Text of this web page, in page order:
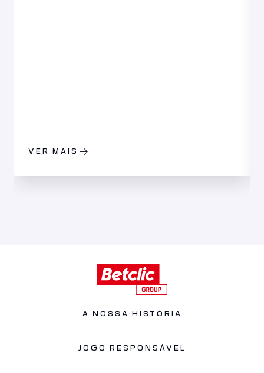
VER MAIS
A NOSSA HISTÓRIA
JOGO RESPONSÁVEL